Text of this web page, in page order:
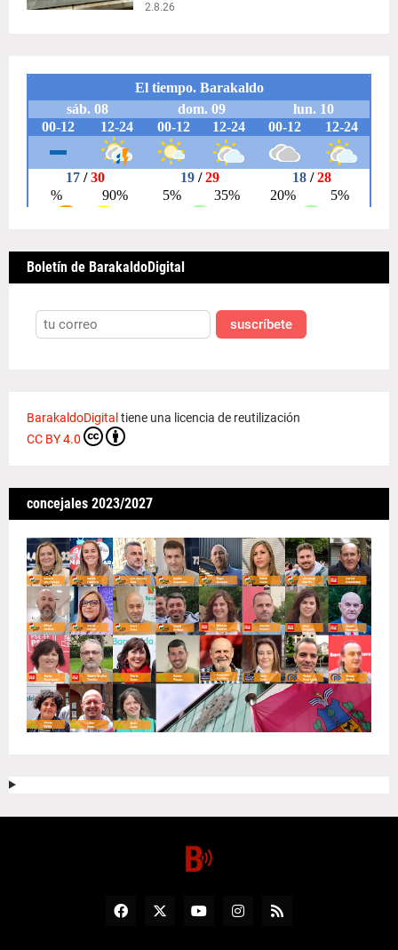
2.8.26
Boletín de BarakaldoDigital
suscríbete
BarakaldoDigital tiene una licencia de reutilización
CC BY 4.0
concejales 2023/2027